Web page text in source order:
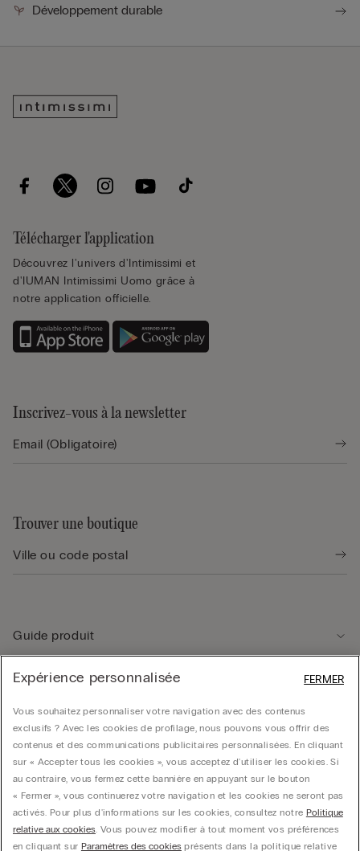
Développement durable
Télécharger l'application
Découvrez l'univers d'Intimissimi et
d'IUMAN Intimissimi Uomo grâce à
notre application officielle.
Inscrivez-vous à la newsletter
Trouver une boutique
Guide produit
Service client
Données légales
Société
Expérience personnalisée
Vous souhaitez personnaliser votre navigation avec des contenus
exclusifs ? Avec les cookies de profilage, nous pouvons vous offrir des
contenus et des communications publicitaires personnalisées. En cliquant
sur « Accepter tous les cookies », vous acceptez d'utiliser les cookies. Si
au contraire, vous fermez cette bannière en appuyant sur le bouton
« Fermer », vous continuerez votre navigation et les cookies ne seront pas
activés. Pour plus d'informations sur les cookies, consultez notre Politique
relative aux cookies. Vous pouvez modifier à tout moment vos préférences
en cliquant sur Paramètres des cookiesprésents dans la politique relative
FERMER